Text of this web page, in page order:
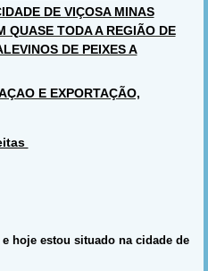
DE VIÇOSA MINAS
QUASE TODA A REGIÃO DE
DE PEIXES A
E EXPORTAÇÃO,
hoje estou situado na cidade de